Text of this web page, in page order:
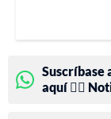
Suscríbase
aquí 👉🏻